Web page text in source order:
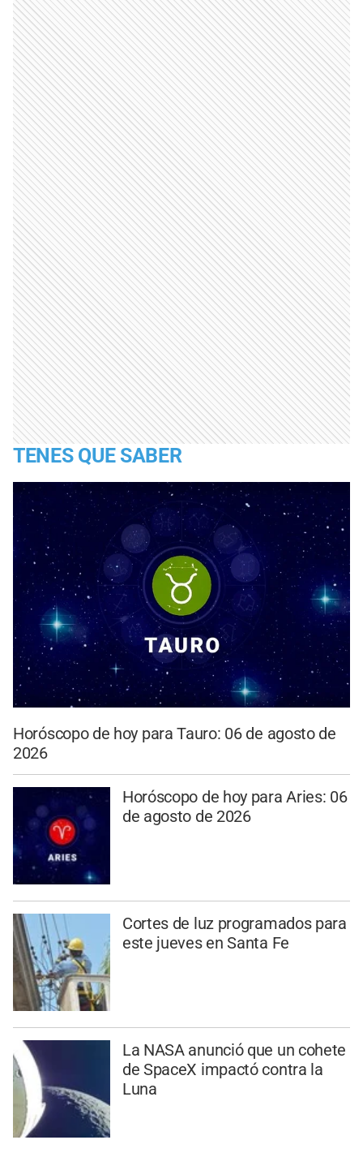
TENES QUE SABER
Horóscopo de hoy para Tauro: 06 de agosto de
2026
Horóscopo de hoy para Aries: 06
de agosto de 2026
Cortes de luz programados para
este jueves en Santa Fe
La NASA anunció que un cohete
de SpaceX impactó contra la
Luna